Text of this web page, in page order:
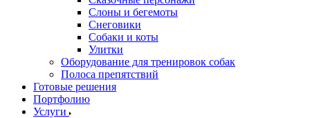
Слоны и бегемоты
Снеговики
Собаки и коты
Улитки
Оборудование для тренировок собак
Полоса препятствий
Готовые решения
Портфолию
Услуги